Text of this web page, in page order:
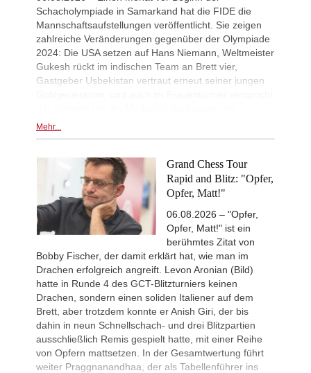
Interesting Novelty
Alexakis - Samant Aditya S (C65)
New Opening Trend
Amar - Nitish Belurkar (C10)
New Opening Trend
Liang - Van Foreest (C72)
Kuzubov - Gagic (D50)
New Opening Trend
Keymer - So (C84)
Interesting Novelty
Sindarov - Dominguez Perez (C54)
New Opening Trend
Liang - Giri (B92)
New Opening Trend
Svane - Hess (D35)
New Opening Trend
Mendonca - Karthikeyan (C55)
Interesting Novelty
Giri - Praggnanandhaa R (B06)
Interesting Novelty
Schacholympiade in Samarkand hat die FIDE die
Mannschaftsaufstellungen veröffentlicht. Sie zeigen
zahlreiche Veränderungen gegenüber der Olympiade
2024: Die USA setzen auf Hans Niemann, Weltmeister
Gukesh rückt im indischen Team an Brett vier,
Gastgeber Usbekistan vertraut erneut seiner jungen
Mehr...
Grand Chess Tour
Rapid and Blitz: "Opfer,
Opfer, Matt!"
06.08.2026 – "Opfer,
Opfer, Matt!" ist ein
berühmtes Zitat von
Bobby Fischer, der damit erklärt hat, wie man im
Drachen erfolgreich angreift. Levon Aronian (Bild)
hatte in Runde 4 des GCT-Blitzturniers keinen
Drachen, sondern einen soliden Italiener auf dem
Brett, aber trotzdem konnte er Anish Giri, der bis
dahin in neun Schnellschach- und drei Blitzpartien
ausschließlich Remis gespielt hatte, mit einer Reihe
von Opfern mattsetzen. In der Gesamtwertung führt
weiter Praggnanandhaa, der als Tabellenführer ins